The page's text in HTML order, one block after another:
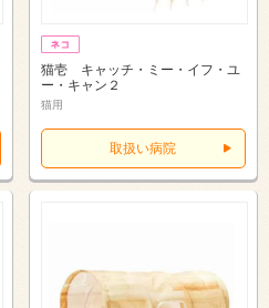
猫壱 キャッチ・ミー・イフ・ユ
ー・キャン２
猫用
取扱い病院